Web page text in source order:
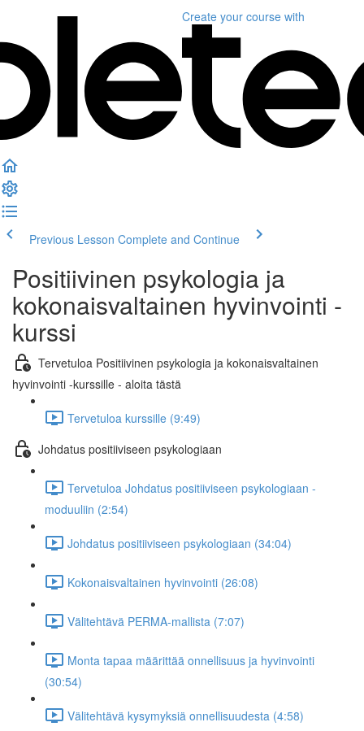
Create your course with
Previous Lesson Complete and Continue
Positiivinen psykologia ja
kokonaisvaltainen hyvinvointi -
kurssi
Tervetuloa Positiivinen psykologia ja kokonaisvaltainen
hyvinvointi -kurssille - aloita tästä
Tervetuloa kurssille (9:49)
Johdatus positiiviseen psykologiaan
Tervetuloa Johdatus positiiviseen psykologiaan -
moduuliin (2:54)
Johdatus positiiviseen psykologiaan (34:04)
Kokonaisvaltainen hyvinvointi (26:08)
Välitehtävä PERMA-mallista (7:07)
Monta tapaa määrittää onnellisuus ja hyvinvointi
(30:54)
Välitehtävä kysymyksiä onnellisuudesta (4:58)